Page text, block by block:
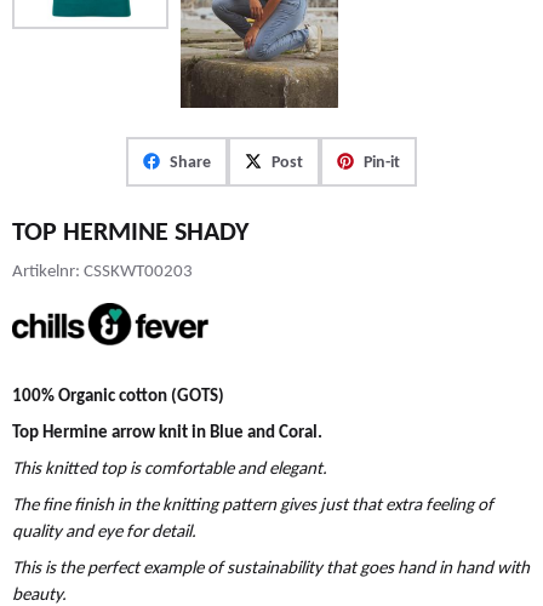
Share Post Pin-it
TOP HERMINE SHADY
Artikelnr: CSSKWT00203
100% Organic cotton (GOTS)
Top Hermine arrow knit in Blue and Coral.
This knitted top is comfortable and elegant.
The fine finish in the knitting pattern gives just that extra feeling of
quality and eye for detail.
This is the perfect example of sustainability that goes hand in hand with
beauty.